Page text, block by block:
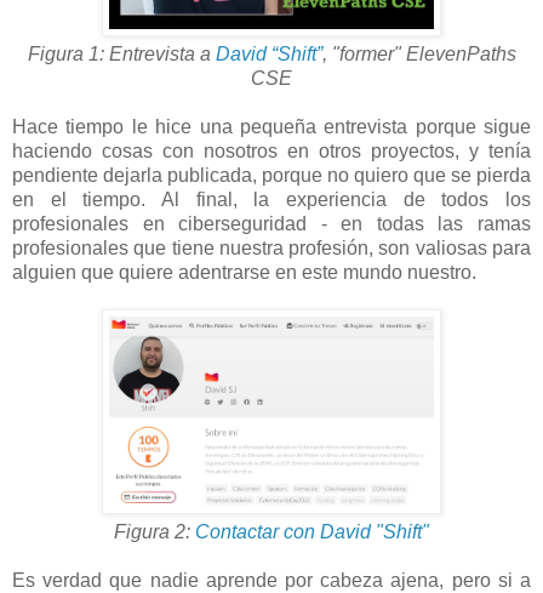
Figura 1: Entrevista a David “Shift”, "former" ElevenPaths
CSE
Hace tiempo le hice una pequeña entrevista porque sigue
haciendo cosas con nosotros en otros proyectos, y tenía
pendiente dejarla publicada, porque no quiero que se pierda
en el tiempo. Al final, la experiencia de todos los
profesionales en ciberseguridad - en todas las ramas
profesionales que tiene nuestra profesión, son valiosas para
alguien que quiere adentrarse en este mundo nuestro.
Figura 2: Contactar con David "Shift"
Es verdad que nadie aprende por cabeza ajena, pero si a